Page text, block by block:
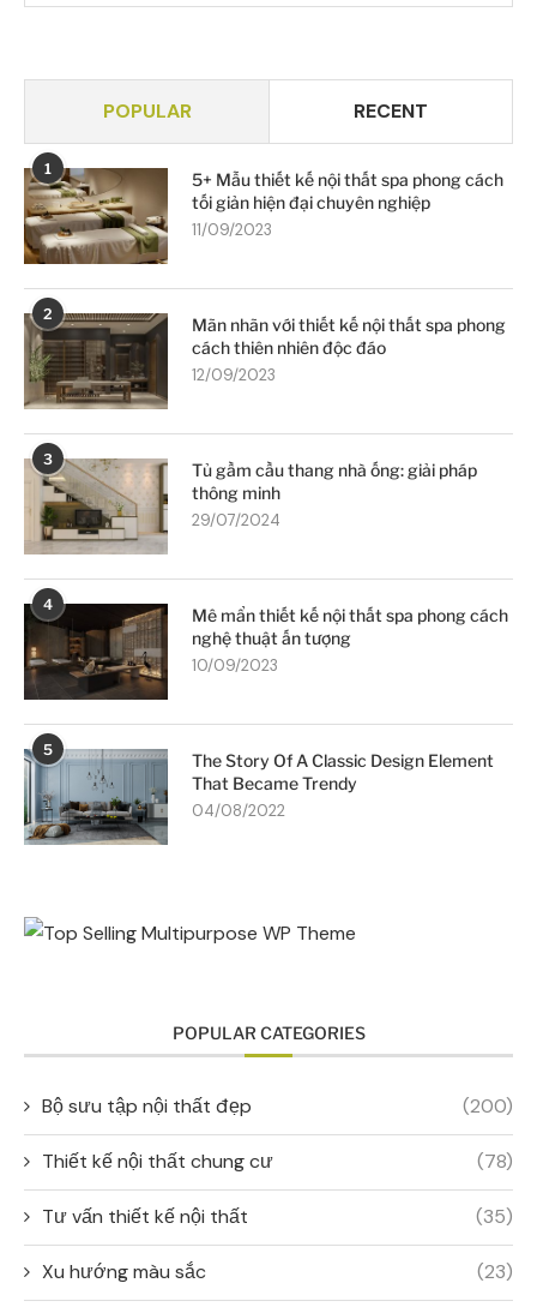
POPULAR RECENT
1
5+ Mẫu thiết kế nội thất spa phong cách
tối giản hiện đại chuyên nghiệp
11/09/2023
2
Mãn nhãn với thiết kế nội thất spa phong
cách thiên nhiên độc đáo
12/09/2023
3
Tủ gầm cầu thang nhà ống: giải pháp
thông minh
29/07/2024
4
Mê mẩn thiết kế nội thất spa phong cách
nghệ thuật ấn tượng
10/09/2023
5
The Story Of A Classic Design Element
That Became Trendy
04/08/2022
POPULAR CATEGORIES
Bộ sưu tập nội thất đẹp (200)
Thiết kế nội thất chung cư (78)
Tư vấn thiết kế nội thất (35)
Xu hướng màu sắc (23)